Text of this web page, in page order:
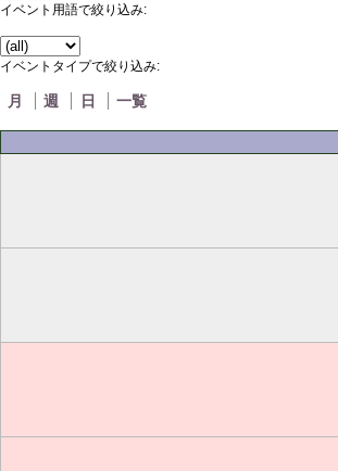
イベント用語で絞り込み:
イベントタイプで絞り込み:
月 週 日
一覧